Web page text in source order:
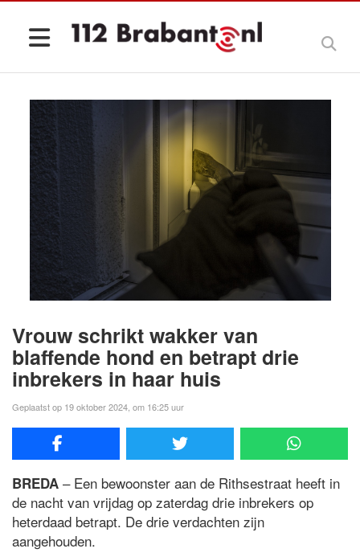
Vrouw schrikt wakker van
blaffende hond en betrapt drie
inbrekers in haar huis
Geplaatst op 19 oktober 2024, om 16:25 uur
BREDA – Een bewoonster aan de Rithsestraat heeft in
de nacht van vrijdag op zaterdag drie inbrekers op
heterdaad betrapt. De drie verdachten zijn
aangehouden.